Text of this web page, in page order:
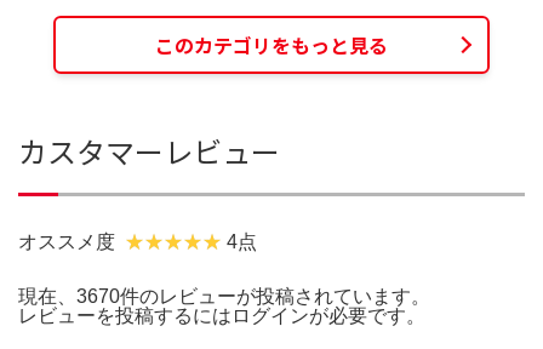
このカテゴリをもっと見る
カスタマーレビュー
オススメ度 4点
現在、3670件のレビューが投稿されています。
レビューを投稿するには ログインが必要です。